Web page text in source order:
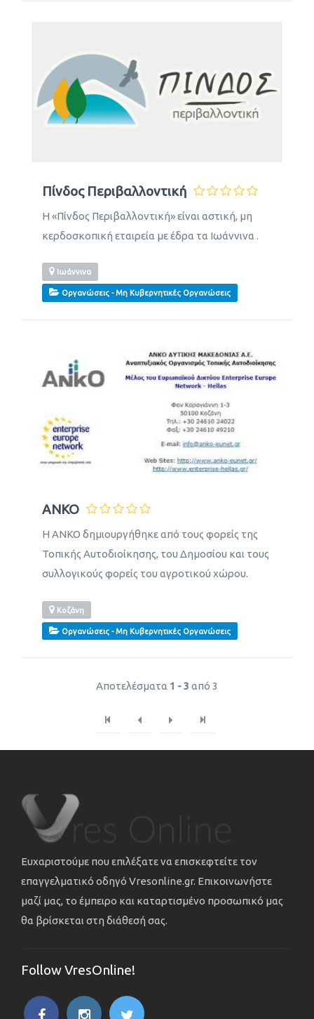
Πίνδος Περιβαλλοντική
Η «Πίνδος Περιβαλλοντική» είναι αστική, μη
κερδοσκοπική εταιρεία με έδρα τα Ιωάννινα .
Ιωάννινα
Οργανώσεις - Μη Κυβερνητικές Οργανώσεις
ΑΝΚΟ
Η ΑΝΚΟ δημιουργήθηκε από τους φορείς της
Τοπικής Αυτοδιοίκησης, του Δημοσίου και τους
συλλογικούς φορείς του αγροτικού χώρου.
Κοζάνη
Οργανώσεις - Μη Κυβερνητικές Οργανώσεις
Αποτελέσματα 1 - 3 από 3
Ευχαριστούμε που επιλέξατε να επισκεφτείτε τον
επαγγελματικό οδηγό Vresonline.gr. Επικοινωνήστε
μαζί μας, το έμπειρο και καταρτισμένο προσωπικό μας
θα βρίσκεται στη διάθεσή σας.
Follow VresOnline!